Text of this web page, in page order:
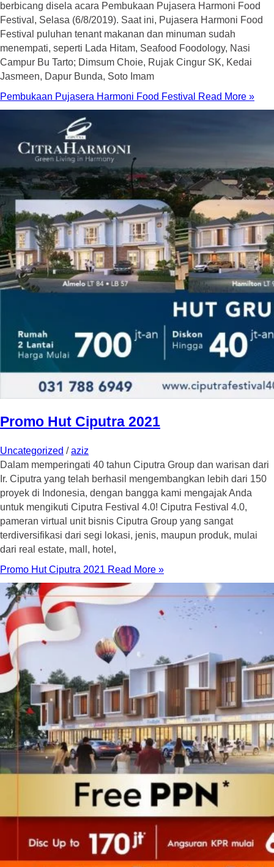
berbicang disela acara Pembukaan Pujasera Harmoni Food
Festival, Selasa (6/8/2019). Saat ini, Pujasera Harmoni Food
Festival puluhan tenant makanan dan minuman sudah
menempati, seperti Lada Hitam, Seafood Foodology, Nasi
Campur Bu Tarto; Dimsum Choie, Rujak Cingur SK, Kedai
Jasmeen, Dapur Bunda, Soto Imam
Pembukaan Pujasera Harmoni Food Festival
Read More »
Promo Hut Ciputra 2021
Uncategorized /aziz
Dalam memperingati 40 tahun Ciputra Group dan warisan dari
Ir. Ciputra yang telah berhasil mengembangkan lebih dari 150
proyek di Indonesia, dengan bangga kami mengajak Anda
untuk mengikuti Ciputra Festival 4.0! Ciputra Festival 4.0,
pameran virtual unit bisnis Ciputra Group yang sangat
terdiversifikasi dari segi lokasi, jenis, maupun produk, mulai
dari real estate, mall, hotel,
Promo Hut Ciputra 2021 Read More »